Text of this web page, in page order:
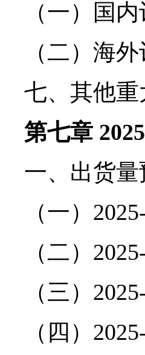
（一）国
（二）海
七、其他
第七章
一、出货量
（一）
（二）
（三）
（四）